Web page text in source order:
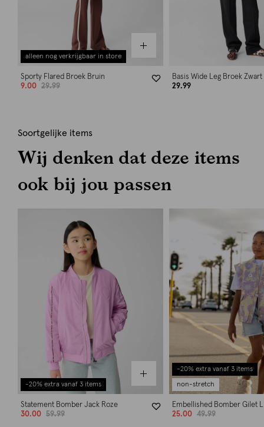
alleen nog verkrijgbaar in store
Sporty Flared Broek Bruin
9.00
29.99
Basis Wide Leg Broek Zwart
29.99
Soortgelijke items
Wij denken dat deze items
ook bij jou passen
-20% extra vanaf 3 items
Statement Bomber Jack Roze
30.00
59.99
-20% extra vanaf 3 items
non-stretch
Embellished Bomber Gilet
25.00
49.99